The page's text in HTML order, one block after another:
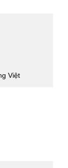
Việt